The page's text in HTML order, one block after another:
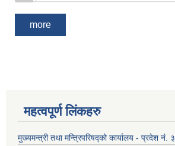
more
महत्वपूर्ण लिंकहरु
मुख्यमन्त्री तथा मन्त्रिपरिषद्को कार्यालय - प्रदेश नं. ३